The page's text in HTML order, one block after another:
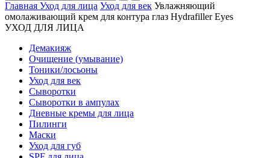
Главная Уход для лица Уход для век Увлажняющий
омолаживающий крем для контура глаз Hydrafiller Eyes
УХОД ДЛЯ ЛИЦА
Демакияж
Очищение (умывание)
Тоники/лосьоны
Уход для век
Сыворотки
Сыворотки в ампулах
Дневные кремы для лица
Пилинги
Маски
Уход для губ